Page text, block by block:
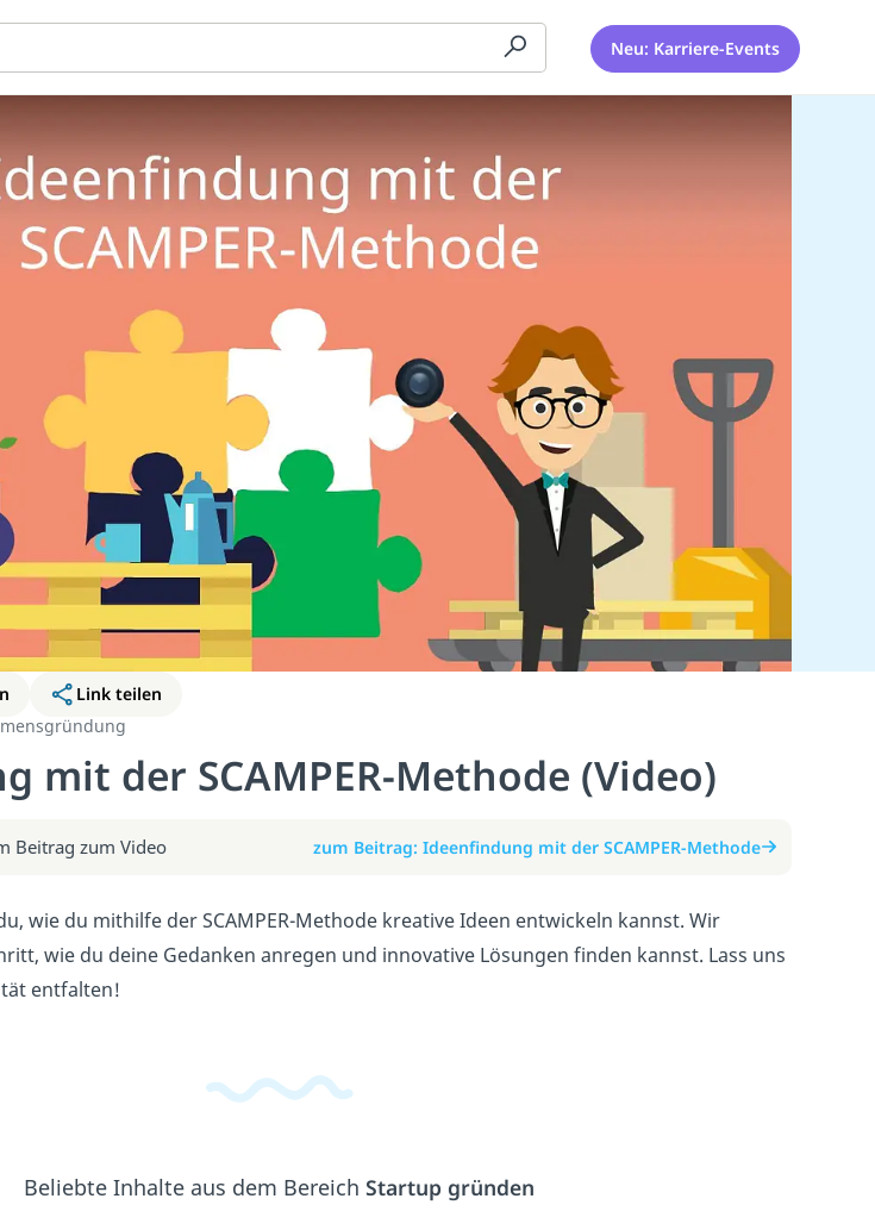
Neu: Karriere-Events
Link teilen
mit der SCAMPER-Methode (Video)
Beitrag zum Video zum Beitrag: Ideenfindung mit der SCAMPER-Methode
wie du mithilfe der SCAMPER-Methode kreative Ideen entwickeln kannst. Wir
wie du deine Gedanken anregen und innovative Lösungen finden kannst. Lass uns
entfalten!
Beliebte Inhalte aus dem Bereich Startup gründen